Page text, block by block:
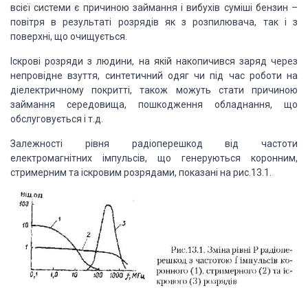
всієї системи є причиною займання і вибухів суміші бензин –
повітря в результаті розрядів як з розпилювача, так і з
поверхні, що очищується.
Іскрові розряди з людини, на якій накопичився заряд через
непровідне взуття, синтетичний одяг чи під час роботи на
діелектричному покритті, також можуть стати причиною
займання середовища, пошкодження обладнання, що
обслуговується і т.д.
Залежності рівня радіоперешкод від частоти
електромагнітних імпульсів, що генеруються коронним,
стримерним та іскровим розрядами, показані на рис.13.1.